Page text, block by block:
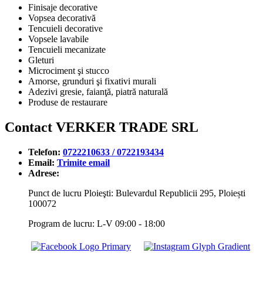
Finisaje decorative
Vopsea decorativă
Tencuieli decorative
Vopsele lavabile
Tencuieli mecanizate
Gleturi
Microciment şi stucco
Amorse, grunduri şi fixativi murali
Adezivi gresie, faianţă, piatră naturală
Produse de restaurare
Contact VERKER TRADE SRL
Telefon: 0722210633 / 0722193434
Email: Trimite email
Adrese:
Punct de lucru Ploieşti: Bulevardul Republicii 295, Ploiești
100072
Program de lucru: L-V 09:00 - 18:00